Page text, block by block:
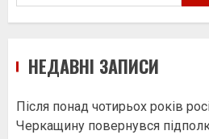
НЕДАВНІ ЗАПИСИ
Після понад чотирьох років
Черкащину повернувся